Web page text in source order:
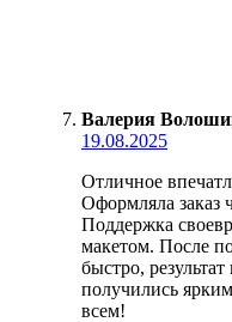
Валерия
19.08.2025
Отличное
Оформляла заказ
Поддержка
макетом. После
быстро,
получились
всем!